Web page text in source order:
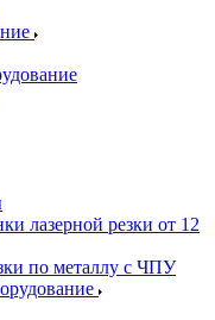
лазерной резки от 12
по металлу с ЧПУ